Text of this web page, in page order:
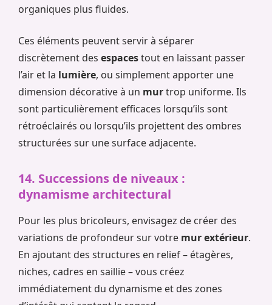
organiques plus fluides.
Ces éléments peuvent servir à séparer
discrètement des espacestout en laissant passer
l’air et la lumière, ou simplement apporter une
dimension décorative à un murtrop uniforme. Ils
sont particulièrement efficaces lorsqu’ils sont
rétroéclairés ou lorsqu’ils projettent des ombres
structurées sur une surface adjacente.
14. Successions de niveaux :
dynamisme architectural
Pour les plus bricoleurs, envisagez de créer des
variations de profondeur sur votre mur extérieur.
En ajoutant des structures en relief – étagères,
niches, cadres en saillie – vous créez
immédiatement du dynamisme et des zones